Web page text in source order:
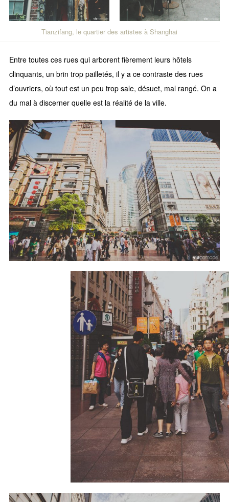
Tianzifang, le quartier des artistes à Shanghai
Entre toutes ces rues qui arborent fièrement leurs hôtels
clinquants, un brin trop pailletés, il y a ce contraste des rues
d’ouvriers, où tout est un peu trop sale, désuet, mal rangé. On a
du mal à discerner quelle est la réalité de la ville.